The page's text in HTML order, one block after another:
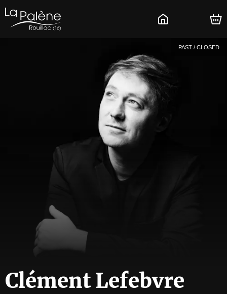
PAST / CLOSED
Clément Lefebvre